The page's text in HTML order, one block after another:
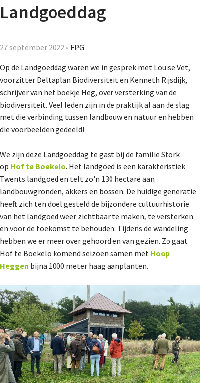
Landgoeddag
27 september 2022 FPG
Op de Landgoeddag waren we in gesprek met Louise Vet,
voorzitter Deltaplan Biodiversiteit en Kenneth Rijsdijk,
schrijver van het boekje Heg, over versterking van de
biodiversiteit. Veel leden zijn in de praktijk al aan de slag
met die verbinding tussen landbouw en natuur en hebben
die voorbeelden gedeeld!
We zijn deze Landgoeddag te gast bij de familie Stork
op Hof te Boekelo. Het landgoed is een karakteristiek
Twents landgoed en telt zo'n 130 hectare aan
landbouwgronden, akkers en bossen. De huidige generatie
heeft zich ten doel gesteld de bijzondere cultuurhistorie
van het landgoed weer zichtbaar te maken, te versterken
en voor de toekomst te behouden. Tijdens de wandeling
hebben we er meer over gehoord en van gezien. Zo gaat
Hof te Boekelo komend seizoen samen met Hoop
Heggen bijna 1000 meter haag aanplanten.
Lidmaatschap
Dossiers
De Landeigenaar
Contact